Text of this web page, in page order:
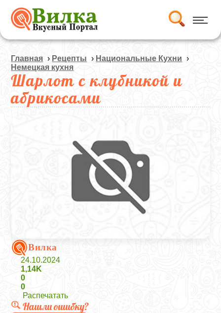
Главная › Рецепты › Национальные Кухни ›
Немецкая кухня
Шарлот с клубникой и
абрикосами
Вилка
24.10.2024
1,14K
0
0
Распечатать
Нашли ошибку?